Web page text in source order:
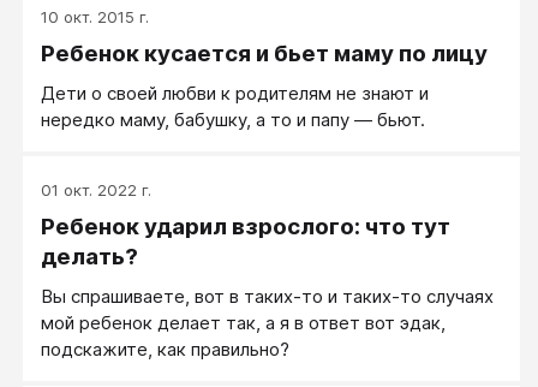
10 окт. 2015 г.
Ребенок кусается и бьет маму по лицу
Дети о своей любви к родителям не знают и
нередко маму, бабушку, а то и папу — бьют.
01 окт. 2022 г.
Ребенок ударил взрослого: что тут
делать?
Вы спрашиваете, вот в таких-то и таких-то случаях
мой ребенок делает так, а я в ответ вот эдак,
подскажите, как правильно?